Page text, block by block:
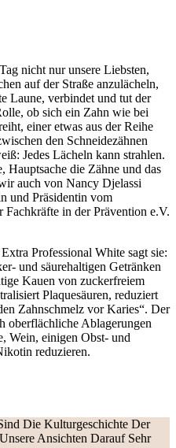
nicht nur unsere Liebsten,
auf der Straße anzulächeln,
Laune, verbindet und tut der
ob sich ein Zahn wie bei
einer etwas aus der Reihe
den Schneidezähnen
Jedes Lächeln kann strahlen.
Hauptsache die Zähne und das
auch von Nancy Djelassi
und Präsidentin vom
Fachkräfte in der Prävention e.V.
Professional White sagt sie:
und säurehaltigen Getränken
Kauen von zuckerfreiem
Plaquesäuren, reduziert
Zahnschmelz vor Karies“. Der
oberflächliche Ablagerungen
Wein, einigen Obst- und
reduzieren.
Die Kulturgeschichte Der
Ansichten Darauf Sehr